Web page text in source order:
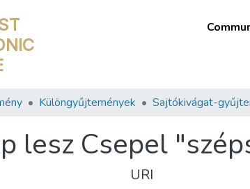
Különgyűjtemények Sajtókivágat-
lesz Csepel
URI